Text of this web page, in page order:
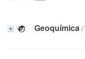
Geoquímica /